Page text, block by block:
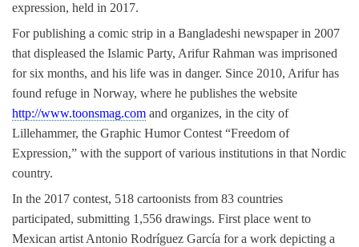
expression, held in 2017.
For publishing a comic strip in a Bangladeshi newspaper in 2007
that displeased the Islamic Party, Arifur Rahman was imprisoned
for six months, and his life was in danger. Since 2010, Arifur has
found refuge in Norway, where he publishes the website
http://www.toonsmag.com and organizes, in the city of
Lillehammer, the Graphic Humor Contest “Freedom of
Expression,” with the support of various institutions in that Nordic
country.
In the 2017 contest, 518 cartoonists from 83 countries
participated, submitting 1,556 drawings. First place went to
Mexican artist Antonio Rodríguez García for a work depicting a